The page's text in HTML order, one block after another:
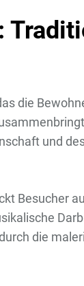
die
und
Besucher
die